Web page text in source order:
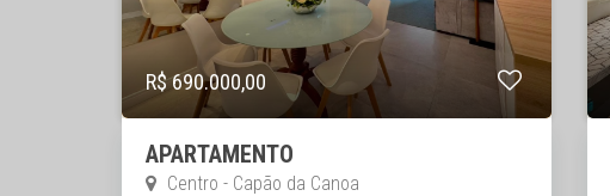
R$ 690.000,00
APARTAMENTO
Centro - Capão da Canoa